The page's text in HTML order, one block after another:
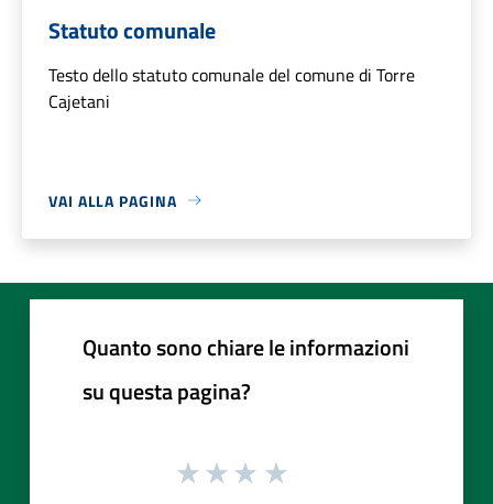
Statuto comunale
Testo dello statuto comunale del comune di Torre
Cajetani
VAI ALLA PAGINA
Quanto sono chiare le informazioni
su questa pagina?